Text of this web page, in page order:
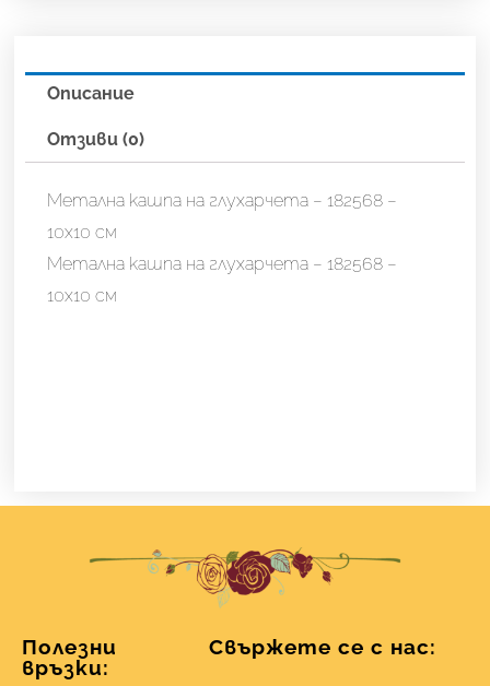
Описание
Отзиви (0)
Метална кашпа на глухарчета – 182568 –
10х10 см
Метална кашпа на глухарчета – 182568 –
10х10 см
Полезни
връзки:
Свържете се с нас: